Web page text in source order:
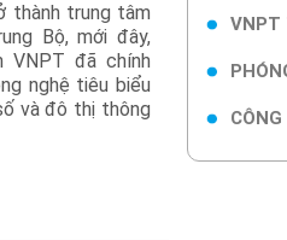
thành trung tâm
Bộ, mới đây,
VNPT đã chính
nghệ tiêu biểu
và đô thị thông
VNPT
CÔNG